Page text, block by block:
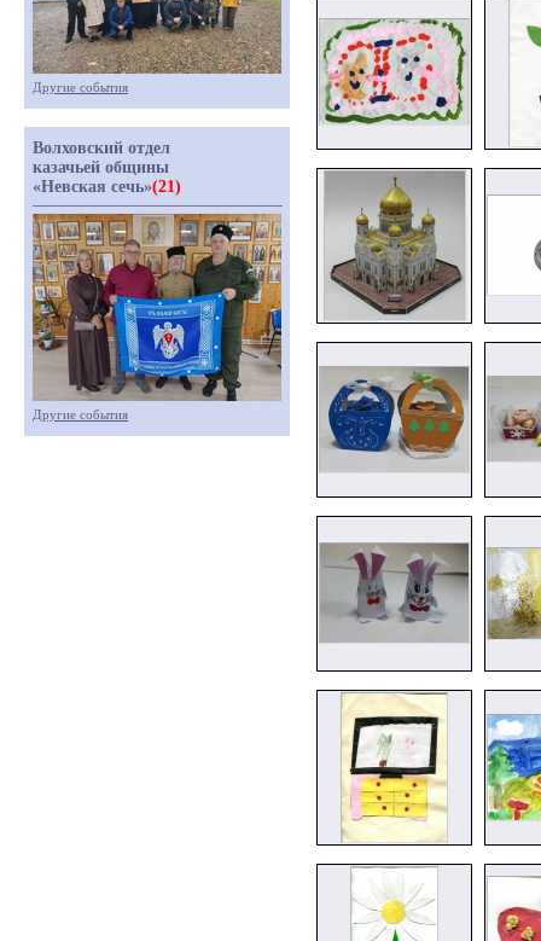
Другие события
Волховский отдел
казачьей общины
«Невская сечь»(21)
Другие события